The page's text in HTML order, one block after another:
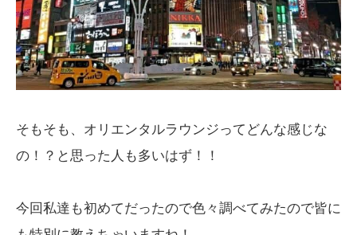
そもそも、オリエンタルラウンジってどんな感じな
の！？と思った人も多いはず！！
今回私達も初めてだったので色々調べてみたので皆に